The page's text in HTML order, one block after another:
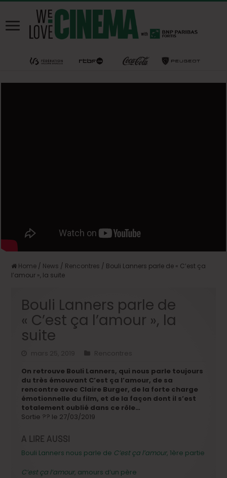
Home / News / Rencontres / Bouli Lanners parle de « C’est ça
l’amour », la suite
Bouli Lanners parle de
« C’est ça l’amour », la
suite
mars 25, 2019
Rencontres
On retrouve Bouli Lanners, qui nous parle toujours
du très émouvant C’est ça l’amour, de sa
rencontre avec Claire Burger, de la forte charge
émotionnelle du film, et de la façon dont il s’est
totalement oublié dans ce rôle…
Sortie ?? le 27/03/2019
A LIRE AUSSI
Bouli Lanners nous parle de C’est ça l’amour, 1ère partie
C’est ça l’amour, amours d’un père